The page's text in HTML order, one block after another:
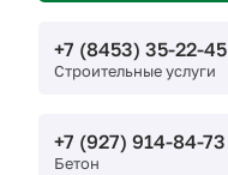
+7 (8453) 35-22-45
Строительные услуги
+7 (927) 914-84-73
Бетон